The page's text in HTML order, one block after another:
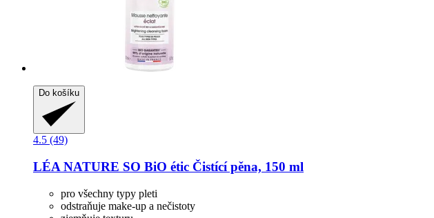
Do košíku
4.5 (49)
LÉA NATURE SO BiO étic Čistící pěna, 150 ml
pro všechny typy pleti
odstraňuje make-up a nečistoty